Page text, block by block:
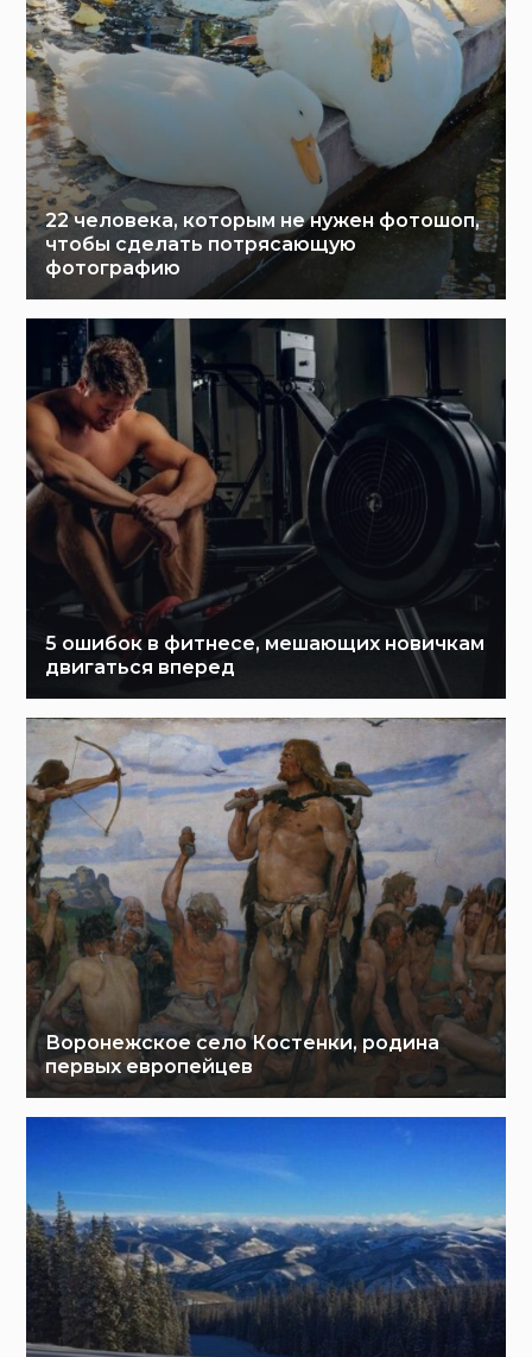
22 человека, которым не нужен фотошоп,
чтобы сделать потрясающую
фотографию
5 ошибок в фитнесе, мешающих новичкам
двигаться вперед
Воронежское село Костенки, родина
первых европейцев